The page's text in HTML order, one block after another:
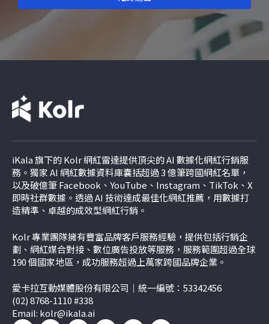
iKala 旗下的 Kolr 網紅雷達提供頂尖的 AI 數據化網紅行銷服
務。獨家 AI 網紅數據資料庫囊括超過 3 億筆跨國網紅名單，
以及破億筆 Facebook、YouTube、Instagram、TikTok、 X
即時社群數據。透過 AI 技術達成最佳化網紅推薦，用數據打
造精準、卓越的成效型網紅行銷。
Kolr 專業團隊擁有豐富品牌客戶服務經驗，提供包括行銷企
劃、網紅媒合對接、數位廣告投放等服務，服務範圍超過全球
190 個國家地區，成功服務超過上萬家跨國品牌企業。
愛卡拉互動媒體股份有限公司｜統一編號：53342456
(02) 8768-1110 #338
Email: kolr@ikala.ai